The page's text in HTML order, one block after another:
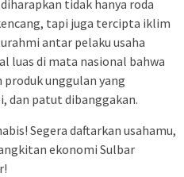
tidak hanya roda
tapi juga tercipta iklim
antar pelaku usaha
luas di mata nasional bahwa
unggulan yang
dan patut dibanggakan.
Segera daftarkan usahamu,
ekonomi Sulbar